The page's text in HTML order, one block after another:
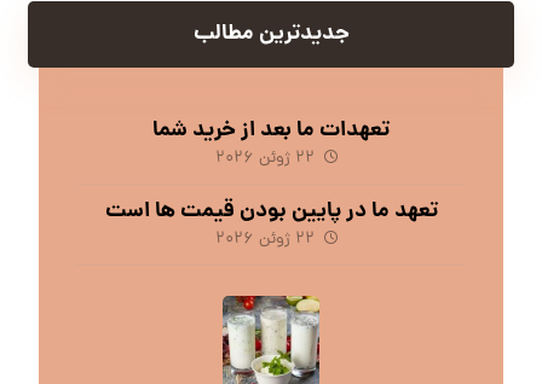
جدیدترین مطالب
تعهدات ما بعد از خرید شما
۲۲ ژوئن ۲۰۲۶
تعهد ما در پایین بودن قیمت ها است
۲۲ ژوئن ۲۰۲۶